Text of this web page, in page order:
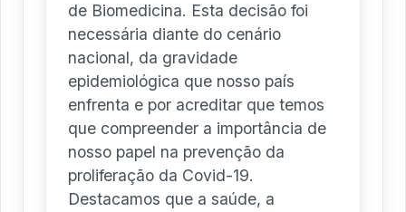
de Biomedicina. Esta decisão foi
necessária diante do cenário
nacional, da gravidade
epidemiológica que nosso país
enfrenta e por acreditar que temos
que compreender a importância de
nosso papel na prevenção da
proliferação da Covid-19.
Destacamos que a saúde, a